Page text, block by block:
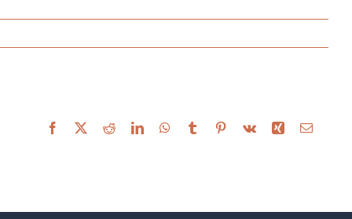
Facebook RedditLinkedInWhatsApp
Tumblr Pinterest
Vk Xing E-